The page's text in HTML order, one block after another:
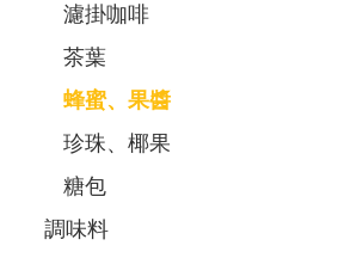
濾掛咖啡
茶葉
蜂蜜、果醬
珍珠、椰果
糖包
調味料